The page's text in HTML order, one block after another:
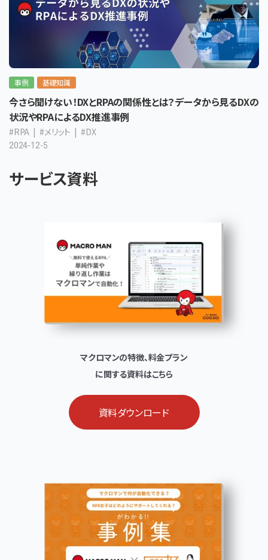
事例 基礎知識
今さら聞けない！DXとRPAの関係性とは？データから見るDXの
状況やRPAによるDX推進事例
#RPA #メリット #DX
2024-12-5
サービス資料
マクロマンの特徴、料金プラン
に関する資料はこちら
資料ダウンロード